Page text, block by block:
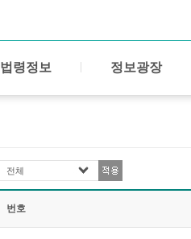
법령정보 정보광장
전체
번호